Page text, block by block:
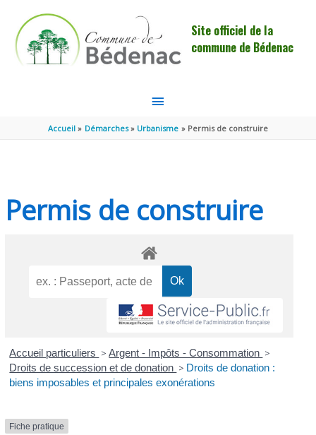
Site officiel de la
commune de Bédenac
MENU
PRINCIPAL
Accueil Démarches Urbanisme Permis de construire
Permis de construire
Accueil particuliers > Argent - Impôts - Consommation >
Droits de succession et de donation > Droits de donation :
biens imposables et principales exonérations
Fiche pratique